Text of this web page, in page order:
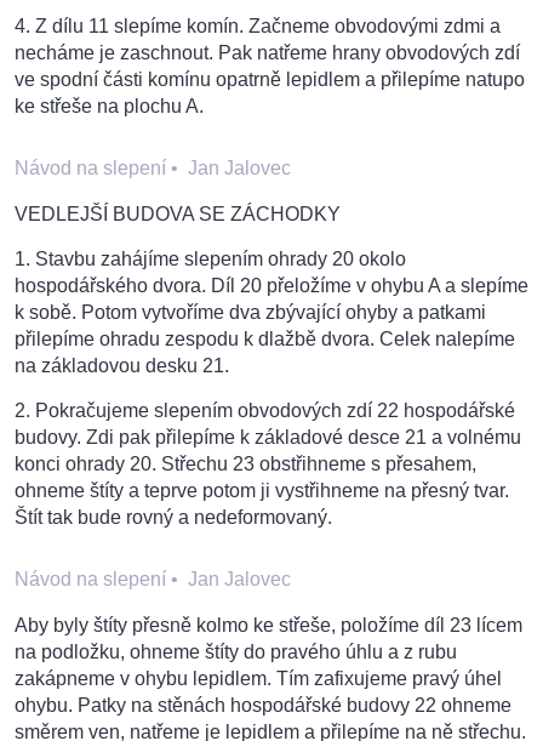
4. Z dílu 11 slepíme komín. Začneme obvodovými zdmi a
necháme je zaschnout. Pak natřeme hrany obvodových zdí
ve spodní části komínu opatrně lepidlem a přilepíme natupo
ke střeše na plochu A.
Návod na slepení • Jan Jalovec
VEDLEJŠÍ BUDOVA SE ZÁCHODKY
1. Stavbu zahájíme slepením ohrady 20 okolo
hospodářského dvora. Díl 20 přeložíme v ohybu A a slepíme
k sobě. Potom vytvoříme dva zbývající ohyby a patkami
přilepíme ohradu zespodu k dlažbě dvora. Celek nalepíme
na základovou desku 21.
2. Pokračujeme slepením obvodových zdí 22 hospodářské
budovy. Zdi pak přilepíme k základové desce 21 a volnému
konci ohrady 20. Střechu 23 obstřihneme s přesahem,
ohneme štíty a teprve potom ji vystřihneme na přesný tvar.
Štít tak bude rovný a nedeformovaný.
Návod na slepení • Jan Jalovec
Aby byly štíty přesně kolmo ke střeše, položíme díl 23 lícem
na podložku, ohneme štíty do pravého úhlu a z rubu
zakápneme v ohybu lepidlem. Tím zafixujeme pravý úhel
ohybu. Patky na stěnách hospodářské budovy 22 ohneme
směrem ven, natřeme je lepidlem a přilepíme na ně střechu.